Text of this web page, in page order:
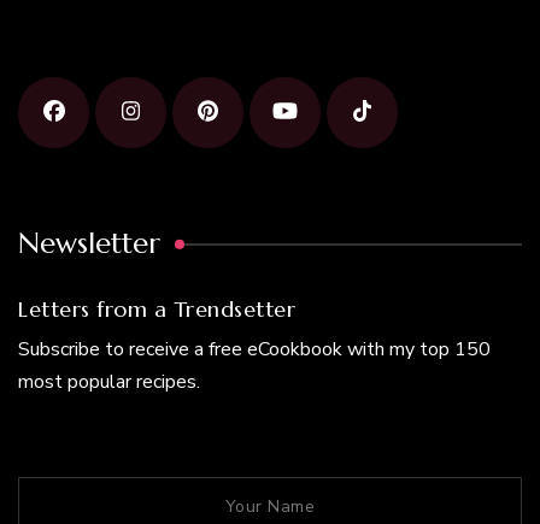
Newsletter
Letters from a Trendsetter
Subscribe to receive a free eCookbook with my top 150
most popular recipes.